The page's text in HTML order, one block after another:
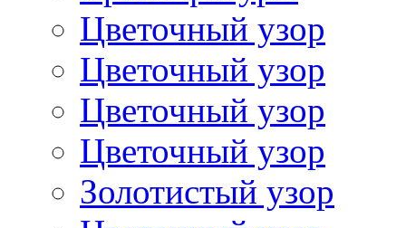
Цветочный узор
Цветочный узор
Цветочный узор
Цветочный узор
Золотистый узор